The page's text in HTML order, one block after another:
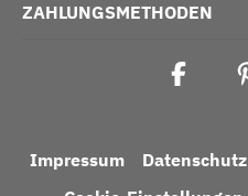
ZAHLUNGSMETHODEN
Impressum Datenschutz